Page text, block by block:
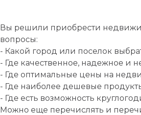
Вы решили приобрести
вопросы:
- Какой город или поселок
- Где качественное, надежное и
- Где оптимальные цены на
- Где наиболее дешевые
- Где есть возможность
Можно еще перечислять и